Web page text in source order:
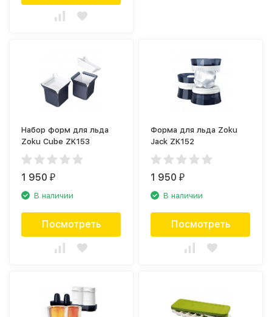
Набор форм для льда
Zoku Cube ZK153
1 950₽
В наличии
Посмотреть
Форма для льда Zoku
Jack ZK152
1 950₽
В наличии
Посмотреть